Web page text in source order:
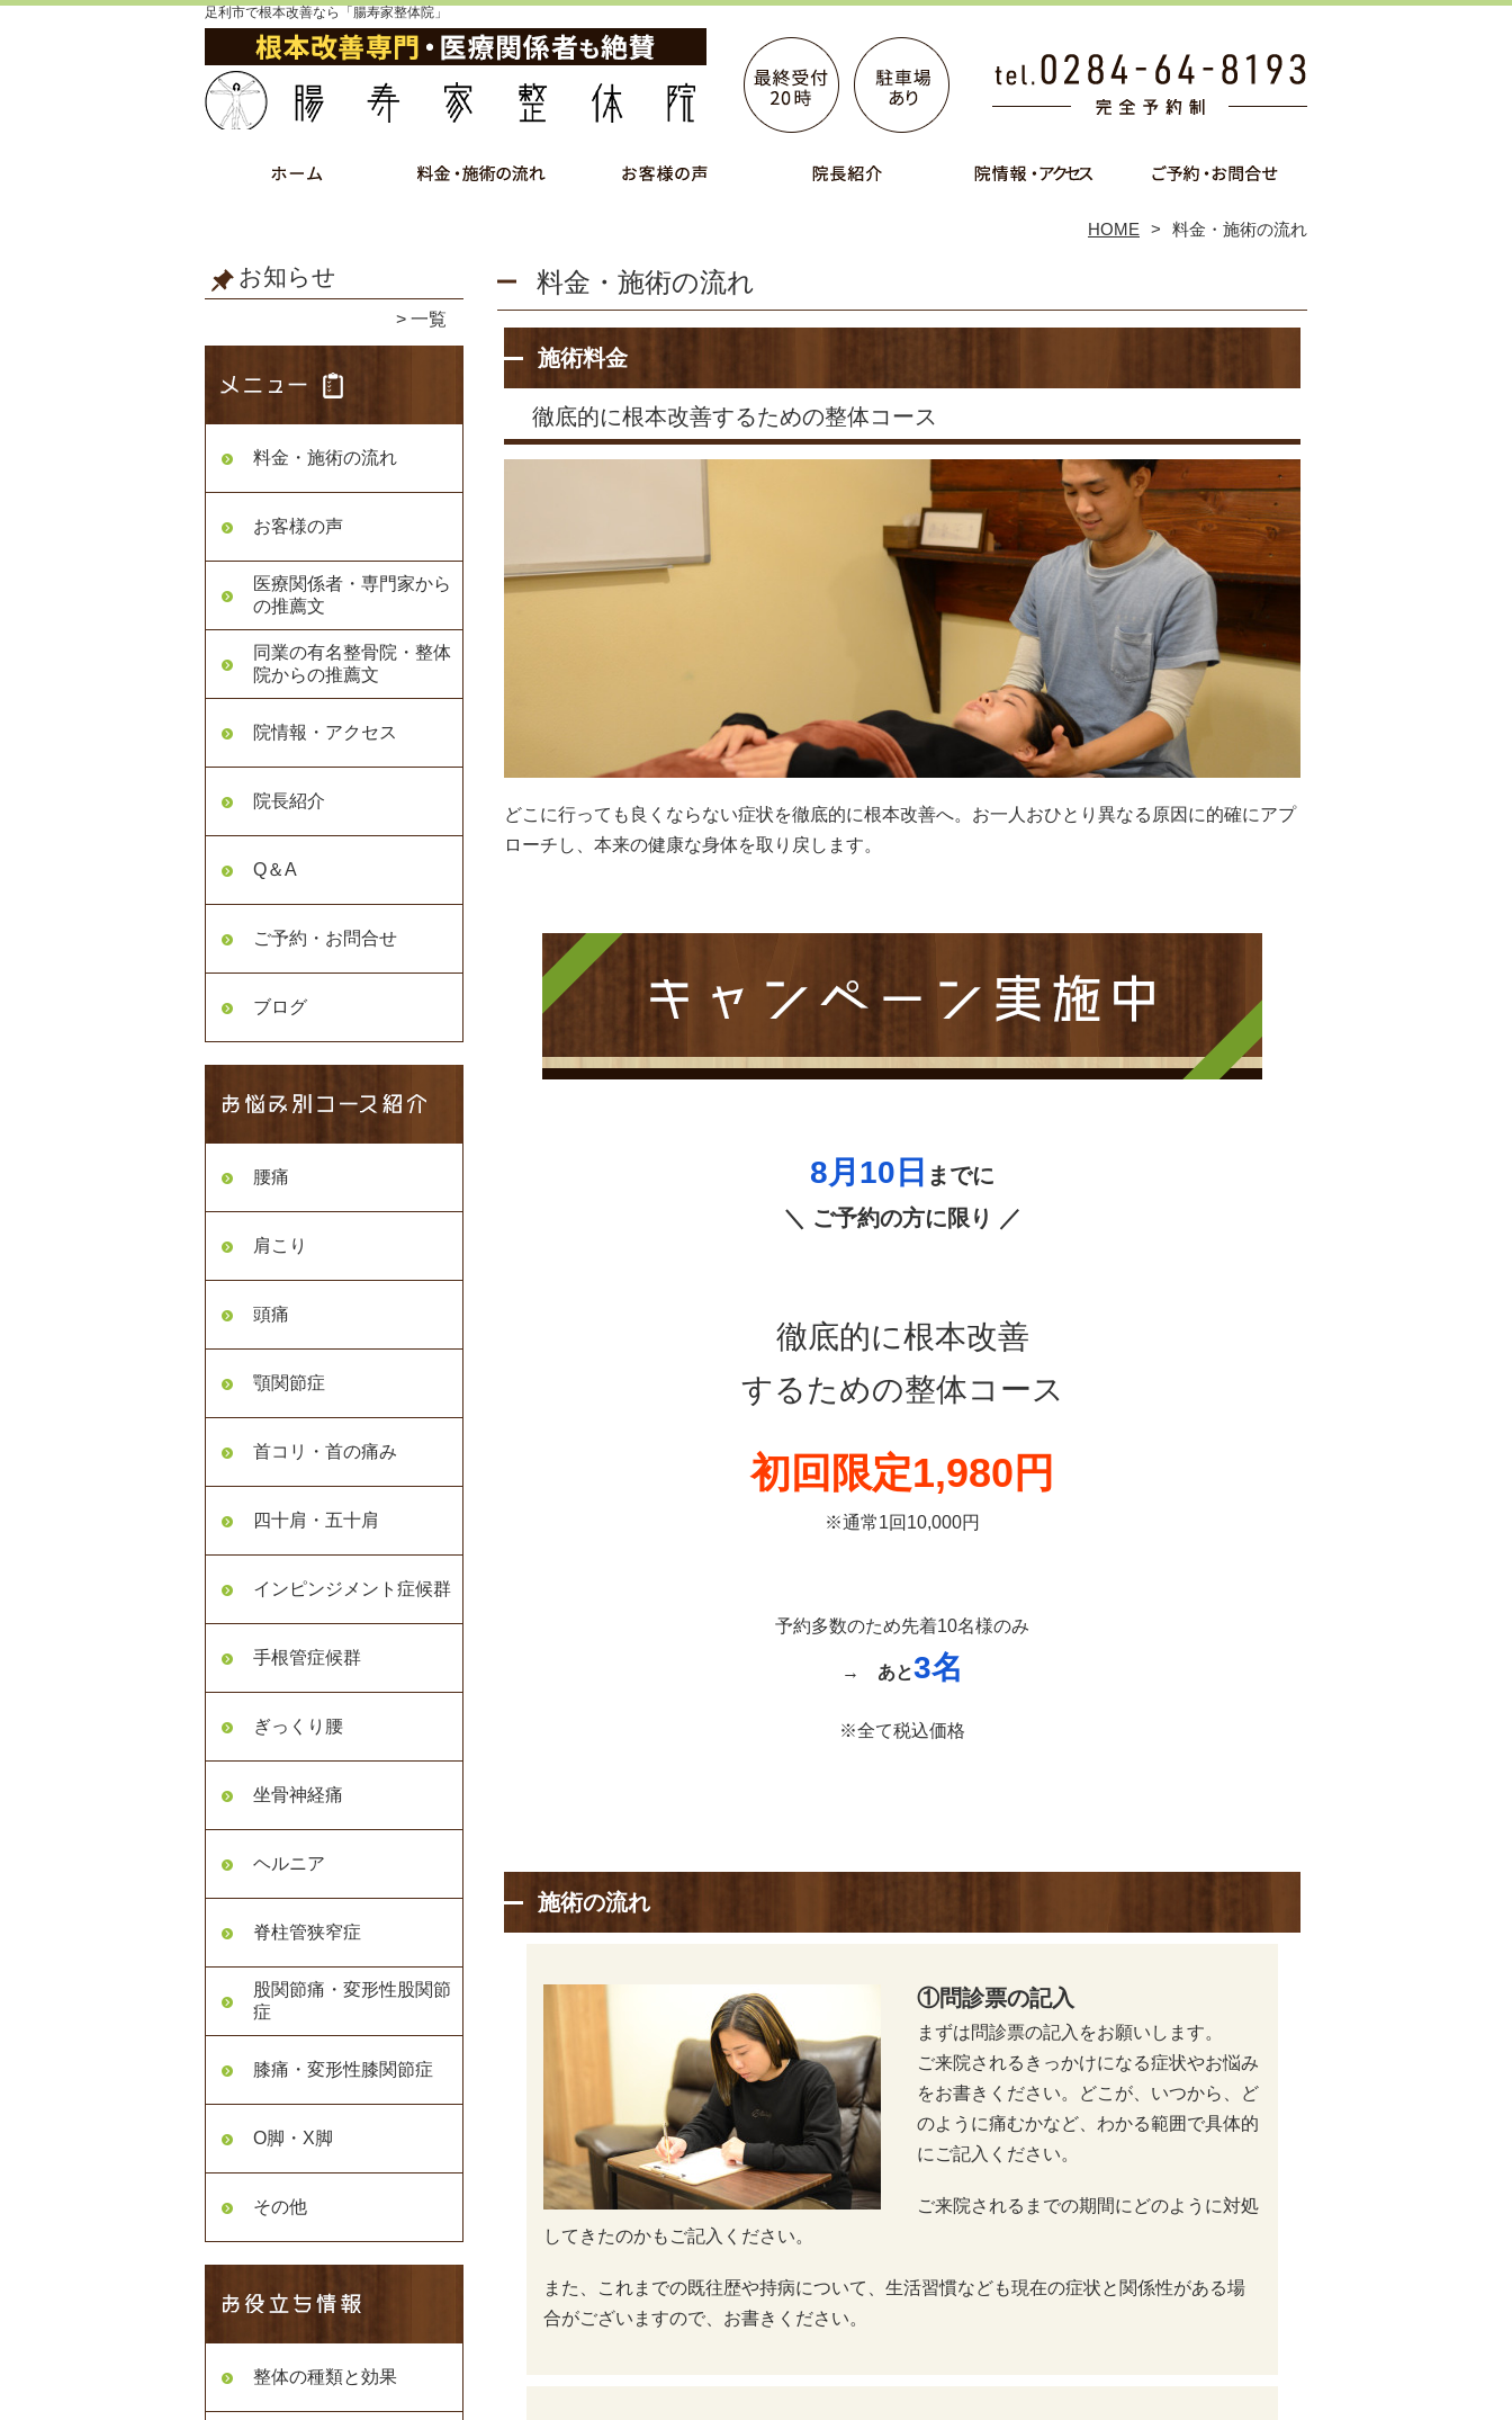
足利市で根本改善なら「腸寿家整体院」
HOME 料金・施術の流れ
お知らせ
一覧
料金・施術の流れ
お客様の声
医療関係者・専門家から
の推薦文
同業の有名整骨院・整体
院からの推薦文
院情報・アクセス
院長紹介
Q＆A
ご予約・お問合せ
ブログ
腰痛
肩こり
頭痛
顎関節症
首コリ・首の痛み
四十肩・五十肩
インピンジメント症候群
手根管症候群
ぎっくり腰
坐骨神経痛
ヘルニア
脊柱管狭窄症
股関節痛・変形性股関節
症
膝痛・変形性膝関節症
O脚・X脚
その他
整体の種類と効果
料金・施術の流れ
施術料金
徹底的に根本改善するための整体コース
どこに行っても良くならない症状を徹底的に根本改善へ。お一人おひとり異なる原因に的確にアプ
ローチし、本来の健康な身体を取り戻します。
8月10日 までに
＼ ご予約の方に限り ／
徹底的に根本改善
するための整体コース
初回限定1,980円
※通常1回10,000円
予約多数のため先着10名様のみ
→ あと3名
※全て税込価格
施術の流れ
①問診票の記入
まずは問診票の記入をお願いします。
ご来院されるきっかけになる症状やお悩み
をお書きください。どこが、いつから、ど
のように痛むかなど、わかる範囲で具体的
にご記入ください。
ご来院されるまでの期間にどのように対処
してきたのかもご記入ください。
また、これまでの既往歴や持病について、生活習慣なども現在の症状と関係性がある場
合がございますので、お書きください。